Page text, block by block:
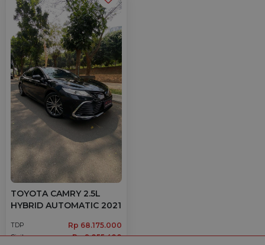
TOYOTA CAMRY 2.5L
HYBRID AUTOMATIC 2021
TDP Rp 68.175.000
Cicilan
Rp 9.855.400